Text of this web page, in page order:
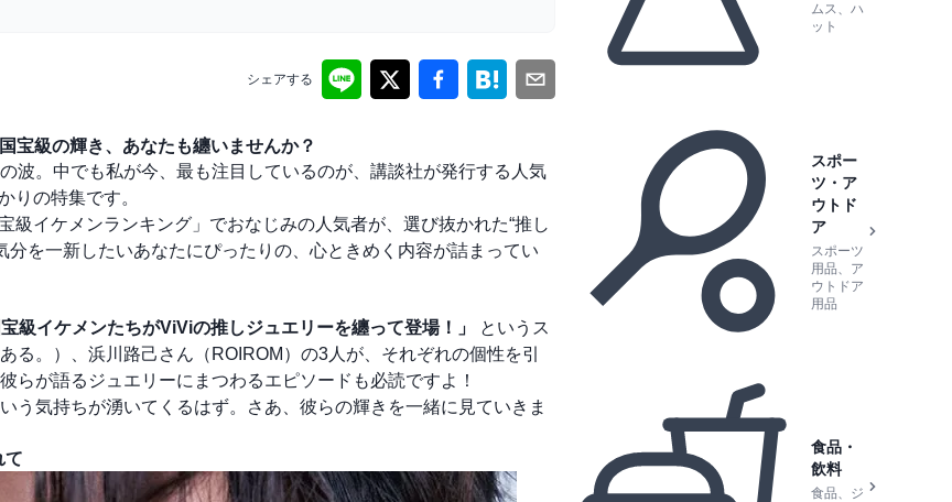
シェアする
宝級の輝き、あなたも纏いませんか？
波。中でも私が今、最も注目しているのが、講談社が発行する人気
りの特集です。
イケメンランキング」でおなじみの人気者が、選び抜かれた“推し
を一新したいあなたにぴったりの、心ときめく内容が詰まってい
宝級イケメンたちがViViの推しジュエリーを纏って登場！」
というス
。）、浜川路己さん（ROIROM）の3人が、それぞれの個性を引
らが語るジュエリーにまつわるエピソードも必読ですよ！
う気持ちが湧いてくるはず。さあ、彼らの輝きを一緒に見ていきま
て
ムス、ハ
ット
スポー
ツ・ア
ウトド
ア
スポーツ
用品、ア
ウトドア
用品
食品・
飲料
食品、ジ